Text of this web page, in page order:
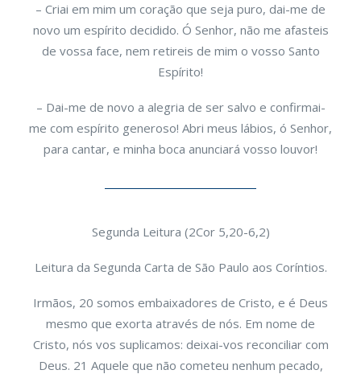
– Criai em mim um coração que seja puro, dai-me de
novo um espírito decidido. Ó Senhor, não me afasteis
de vossa face, nem retireis de mim o vosso Santo
Espírito!
– Dai-me de novo a alegria de ser salvo e confirmai-
me com espírito generoso! Abri meus lábios, ó Senhor,
para cantar, e minha boca anunciará vosso louvor!
Segunda Leitura (2Cor 5,20-6,2)
Leitura da Segunda Carta de São Paulo aos Coríntios.
Irmãos, 20 somos embaixadores de Cristo, e é Deus
mesmo que exorta através de nós. Em nome de
Cristo, nós vos suplicamos: deixai-vos reconciliar com
Deus. 21 Aquele que não cometeu nenhum pecado,